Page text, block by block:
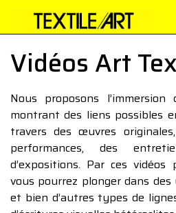
Vidéos Art
Nous proposons
montrant des liens possibles
travers des œuvres
performances, des
d’expositions. Par ces
vous pourrez plonger dans
et bien d’autres types de